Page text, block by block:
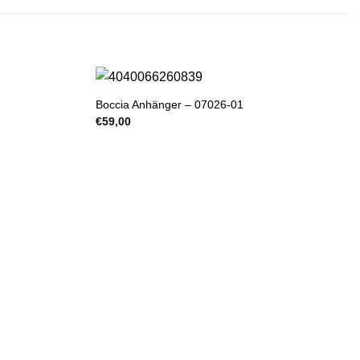
Boccia Anhänger – 07026-01
€59,00